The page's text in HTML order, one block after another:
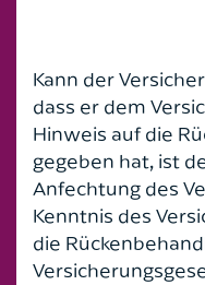
Kann der
dass er dem
Hinweis auf die
gegeben hat, ist
Anfechtung des
Kenntnis des
die